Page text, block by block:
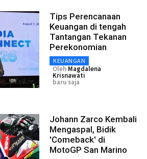
Tips Perencanaan
Keuangan di tengah
Tantangan Tekanan
Perekonomian
KEUANGAN
Oleh Magdalena
Krisnawati
baru saja
Johann Zarco Kembali
Mengaspal, Bidik
'Comeback' di
MotoGP San Marino